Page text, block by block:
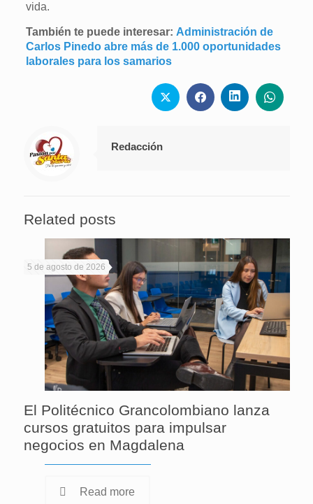
vida.
También te puede interesar: Administración de
Carlos Pinedo abre más de 1.000 oportunidades
laborales para los samarios
Redacción
Related posts
5 de agosto de 2026
El Politécnico Grancolombiano lanza
cursos gratuitos para impulsar
negocios en Magdalena
Read more